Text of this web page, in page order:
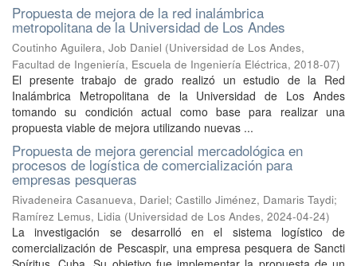
Propuesta de mejora de la red inalámbrica
metropolitana de la Universidad de Los Andes
Coutinho Aguilera, Job Daniel (Universidad de Los Andes,
Facultad de Ingeniería, Escuela de Ingeniería Eléctrica, 2018-07)
El presente trabajo de grado realizó un estudio de la Red
Inalámbrica Metropolitana de la Universidad de Los Andes
tomando su condición actual como base para realizar una
propuesta viable de mejora utilizando nuevas ...
Propuesta de mejora gerencial mercadológica en
procesos de logística de comercialización para
empresas pesqueras
Rivadeneira Casanueva, Dariel; Castillo Jiménez, Damaris Taydi;
Ramírez Lemus, Lidia (Universidad de Los Andes, 2024-04-24)
La investigación se desarrolló en el sistema logístico de
comercialización de Pescaspir, una empresa pesquera de Sancti